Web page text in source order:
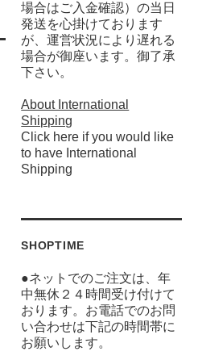
場合はご入金確認）の当日
発送を心掛けております
が、運営状況により遅れる
場合が御座います。御了承
下さい。
About International
Shipping
Click here if you would like
to have International
Shipping
SHOPTIME
●ネットでのご注文は、年
中無休２４時間受け付けて
おります。お電話でのお問
い合わせは下記の時間帯に
お願いします。